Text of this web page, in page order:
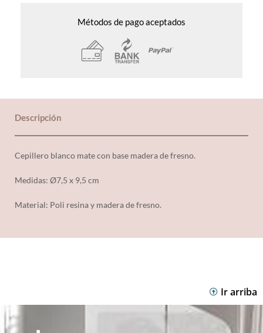
Métodos de pago aceptados
Descripción
Cepillero blanco mate con base madera de fresno.
Medidas: Ø7,5 x 9,5 cm
Material: Poli resina y madera de fresno.
Ir arriba